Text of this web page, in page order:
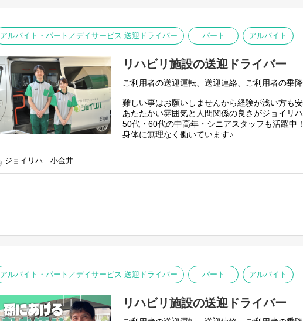
アルバイト・パート／デイサービス 送迎ドライバー パート アルバイト
リハビリ施設の送迎ドライバー
ご利用者の送迎運転、送迎連絡、ご利用者の乗
難しい事はお願いしませんから経験が浅い方も
あたたかい雰囲気と人間関係の良さがジョイリ
50代・60代の中高年・シニアスタッフも活躍中！
身体に無理なく働いています♪
ジョイリハ 小金井
アルバイト・パート／デイサービス 送迎ドライバー パート アルバイト
リハビリ施設の送迎ドライバー